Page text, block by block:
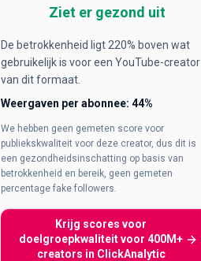
Ziet er gezond uit
De betrokkenheid ligt 220% boven wat
gebruikelijk is voor een YouTube-creator
van dit formaat.
Weergaven per abonnee: 44%
We hebben geen gemeten score voor
publiekskwaliteit voor deze creator, dus dit is
een gezondheidsinschatting op basis van
betrokkenheid en bereik, geen gemeten
percentage fake followers.
Krijg scores voor
doelgroepkwaliteit voor 400M+
creators in ClickAnalytic